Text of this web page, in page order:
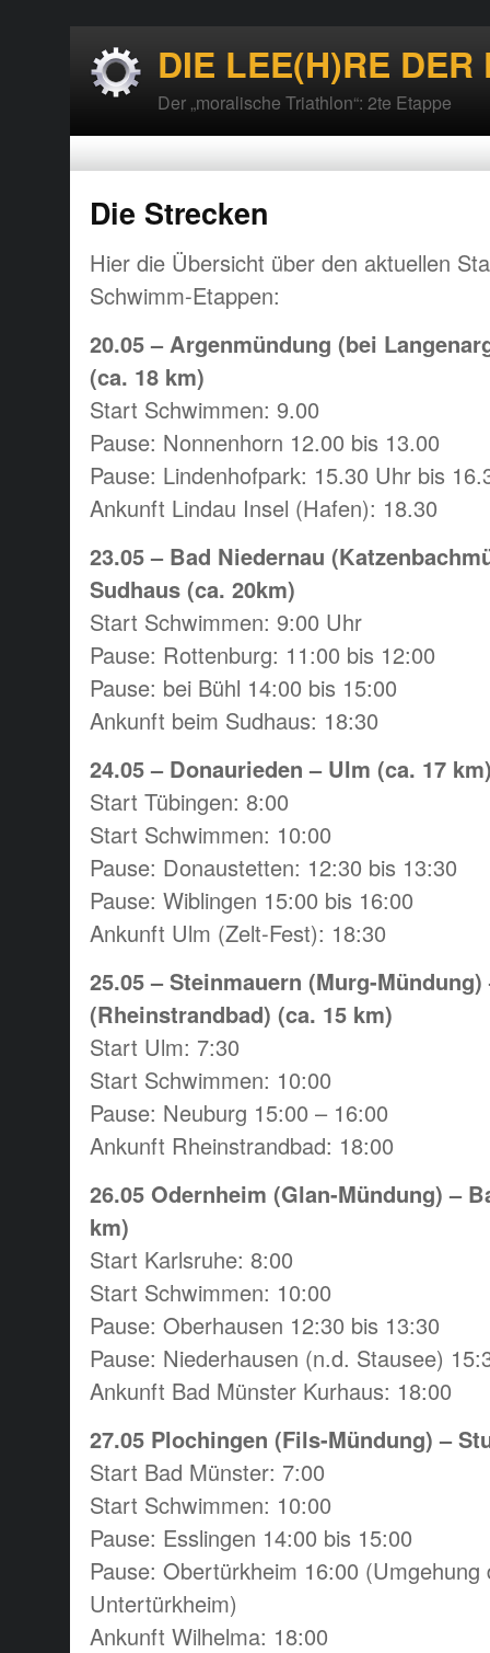
DIE LEE(H)RE DER
Der „moralische Triathlon“: 2te Etappe
Die Strecken
Hier die Übersicht über den aktuellen
Schwimm-Etappen:
20.05 – Argenmündung (bei
(ca. 18 km)
Start Schwimmen: 9.00
Pause: Nonnenhorn 12.00 bis 13.00
Pause: Lindenhofpark: 15.30 Uhr bis
Ankunft Lindau Insel (Hafen): 18.30
23.05 – Bad Niedernau
Sudhaus (ca. 20km)
Start Schwimmen: 9:00 Uhr
Pause: Rottenburg: 11:00 bis 12:00
Pause: bei Bühl 14:00 bis 15:00
Ankunft beim Sudhaus: 18:30
24.05 – Donaurieden – Ulm (ca. 17
Start Tübingen: 8:00
Start Schwimmen: 10:00
Pause: Donaustetten: 12:30 bis 13:30
Pause: Wiblingen 15:00 bis 16:00
Ankunft Ulm (Zelt-Fest): 18:30
25.05 – Steinmauern (Murg-
(Rheinstrandbad) (ca. 15 km)
Start Ulm: 7:30
Start Schwimmen: 10:00
Pause: Neuburg 15:00 – 16:00
Ankunft Rheinstrandbad: 18:00
26.05 Odernheim (Glan-Mündung) –
km)
Start Karlsruhe: 8:00
Start Schwimmen: 10:00
Pause: Oberhausen 12:30 bis 13:30
Pause: Niederhausen (n.d. Stausee)
Ankunft Bad Münster Kurhaus: 18:00
27.05 Plochingen (Fils-Mündung) –
Start Bad Münster: 7:00
Start Schwimmen: 10:00
Pause: Esslingen 14:00 bis 15:00
Pause: Obertürkheim 16:00 (Umgehung
Untertürkheim)
Ankunft Wilhelma: 18:00